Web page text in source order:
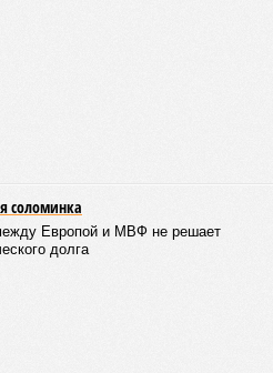
соломинка
Европой и МВФ не решает
долга